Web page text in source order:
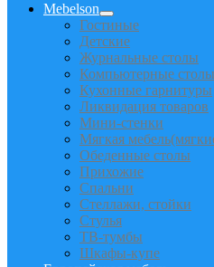
Mebelson
Гостиные
Детские
Журнальные столы
Компьютерные столы
Кухонные гарнитуры
Ликвидация товаров
Мини-стенки
Мягкая
Обеденные столы
Прихожие
Спальни
Стеллажи, стойки
Стулья
ТВ-тумбы
Шкафы-купе